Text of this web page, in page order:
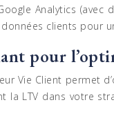
Analytics (avec
clients
pour
Vie Client permet
la LTV dans votre